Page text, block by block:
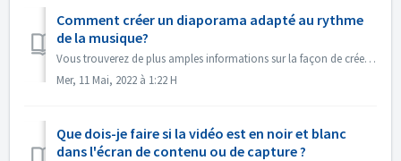
Comment créer un diaporama adapté au rythme
de la musique?
Vous trouverez de plus amples informations sur la façon de créer un diaporama en fonction du rythme de la musique sous le lien suivant : Créer un diaporama ...
Mer, 11 Mai, 2022 à 1:22 H
Que dois-je faire si la vidéo est en noir et blanc
dans l'écran de contenu ou de capture ?